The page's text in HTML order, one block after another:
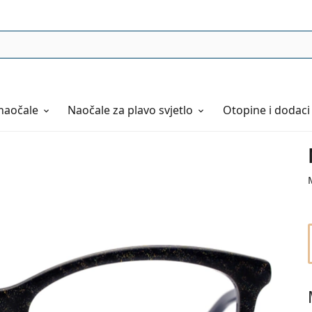
Naočaleza plavo svjetlo Otopine i dodaci